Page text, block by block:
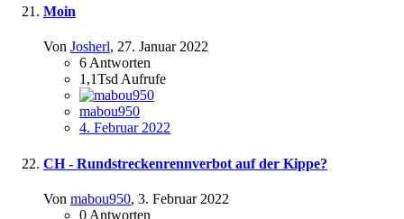
Moin
Von Josherl, 27. Januar 2022
6 Antworten
1,1Tsd Aufrufe
mabou950
4. Februar 2022
CH - Rundstreckenrennverbot auf der Kippe?
Von mabou950, 3. Februar 2022
0 Antworten